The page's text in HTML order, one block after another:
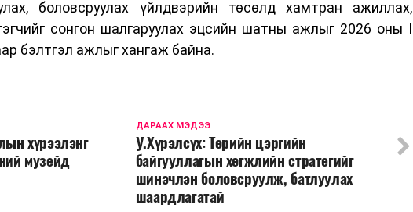
боловсруулах үйлдвэрийн төсөлд хамтран ажиллах,
сонгон шалгаруулах эцсийн шатны ажлыг 2026 оны I
бэлтгэл ажлыг хангаж байна.
ДАРААХ МЭДЭЭ
У.Хүрэлсүх: Төрийн цэргийн
байгууллагын хөгжлийн стратегийг
шинэчлэн боловсруулж, батлуулах
шаардлагатай
хүрээлэнг
музейд